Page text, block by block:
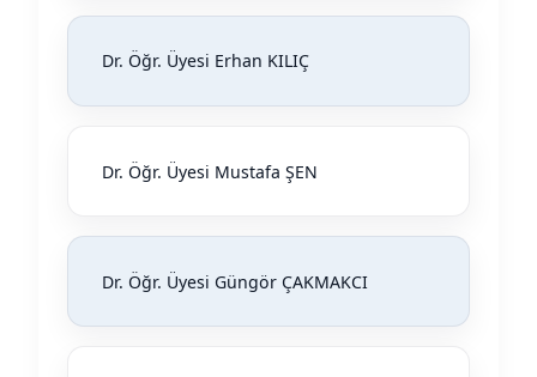
Dr. Öğr. Üyesi Erhan KILIÇ
Dr. Öğr. Üyesi Mustafa ŞEN
Dr. Öğr. Üyesi Güngör ÇAKMAKCI